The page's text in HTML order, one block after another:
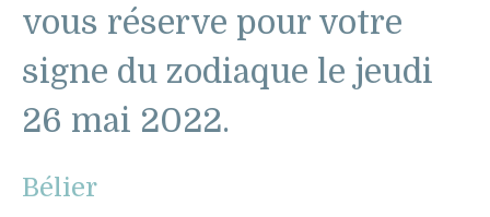
vous réserve pour votre
signe du zodiaque le jeudi
26 mai 2022.
Bélier